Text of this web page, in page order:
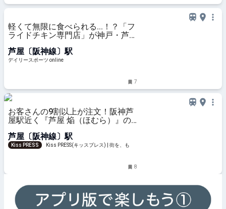
軽くて無限に食べられる...！？「フ
ライドチキン専門店」が神戸・芦屋
芦屋〔阪神線〕駅
デイリースポーツ online
7
お客さんの9割以上が注文！阪神芦
屋駅近く『芦屋 焔（ほむら）』の
芦屋〔阪神線〕駅
Kiss PRESS
Kiss PRESS(キッスプレス) | 街を、もっ
8